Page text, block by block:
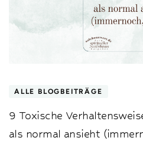
ALLE BLOGBEITRÄGE
9 Toxische
als normal ansieht